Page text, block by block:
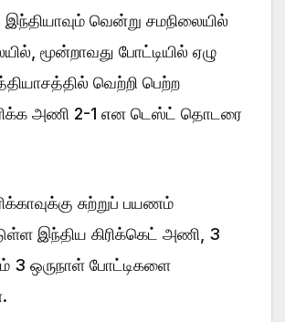
வென்று சமநிலையில்
மூன்றாவது போட்டியில் ஏழு
வெற்றி பெற்ற
அணி 2-1 என டெஸ்ட் தொடரை
சுற்றுப் பயணம்
இந்திய கிரிக்கெட் அணி, 3
3 ஒருநாள் போட்டிகளை